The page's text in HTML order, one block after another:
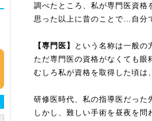
調べたところ、私が専門医資
思った以上に昔のことで…自分
【専門医】
という名称は一般の
ただ専門医の資格がなくても眼
むしろ私が資格を取得した頃は
研修医時代、私の指導医だった
しかし、難しい手術を昼夜を問